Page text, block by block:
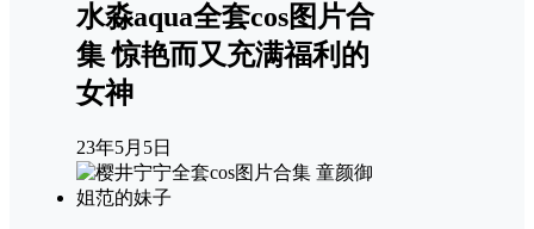
水淼aqua全套cos图片合
集 惊艳而又充满福利的
女神
23年5月5日